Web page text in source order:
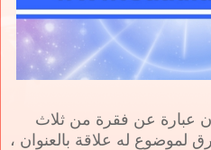
عبارة عن فقرة من ثلاث
لموضوع له علاقة بالعنوان ،